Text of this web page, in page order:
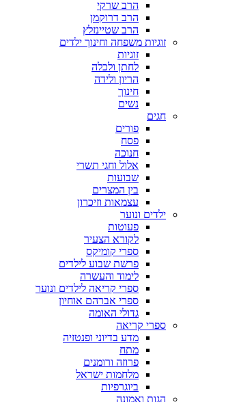
הרב שרקי
הרב דרוקמן
הרב שטיינזלץ
זוגיות משפחה וחינוך ילדים
זוגיות
לחתן ולכלה
הריון ולידה
חינוך
נשים
חגים
פורים
פסח
חנוכה
אלול וחגי תשרי
שבועות
בין המצרים
עצמאות וזיכרון
ילדים ונוער
פעוטות
לקורא הצעיר
ספרי קומיקס
פרשת שבוע לילדים
לימוד והעשרה
ספרי קריאה לילדים ונוער
ספרי אברהם אוחיון
גדולי האומה
ספרי קריאה
מדע בדיוני ופנטזיה
מתח
פרוזה ורומנים
מלחמות ישראל
ביוגרפיות
הגות ואמונה